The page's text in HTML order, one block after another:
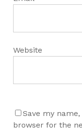
Website
Save my
browser for the